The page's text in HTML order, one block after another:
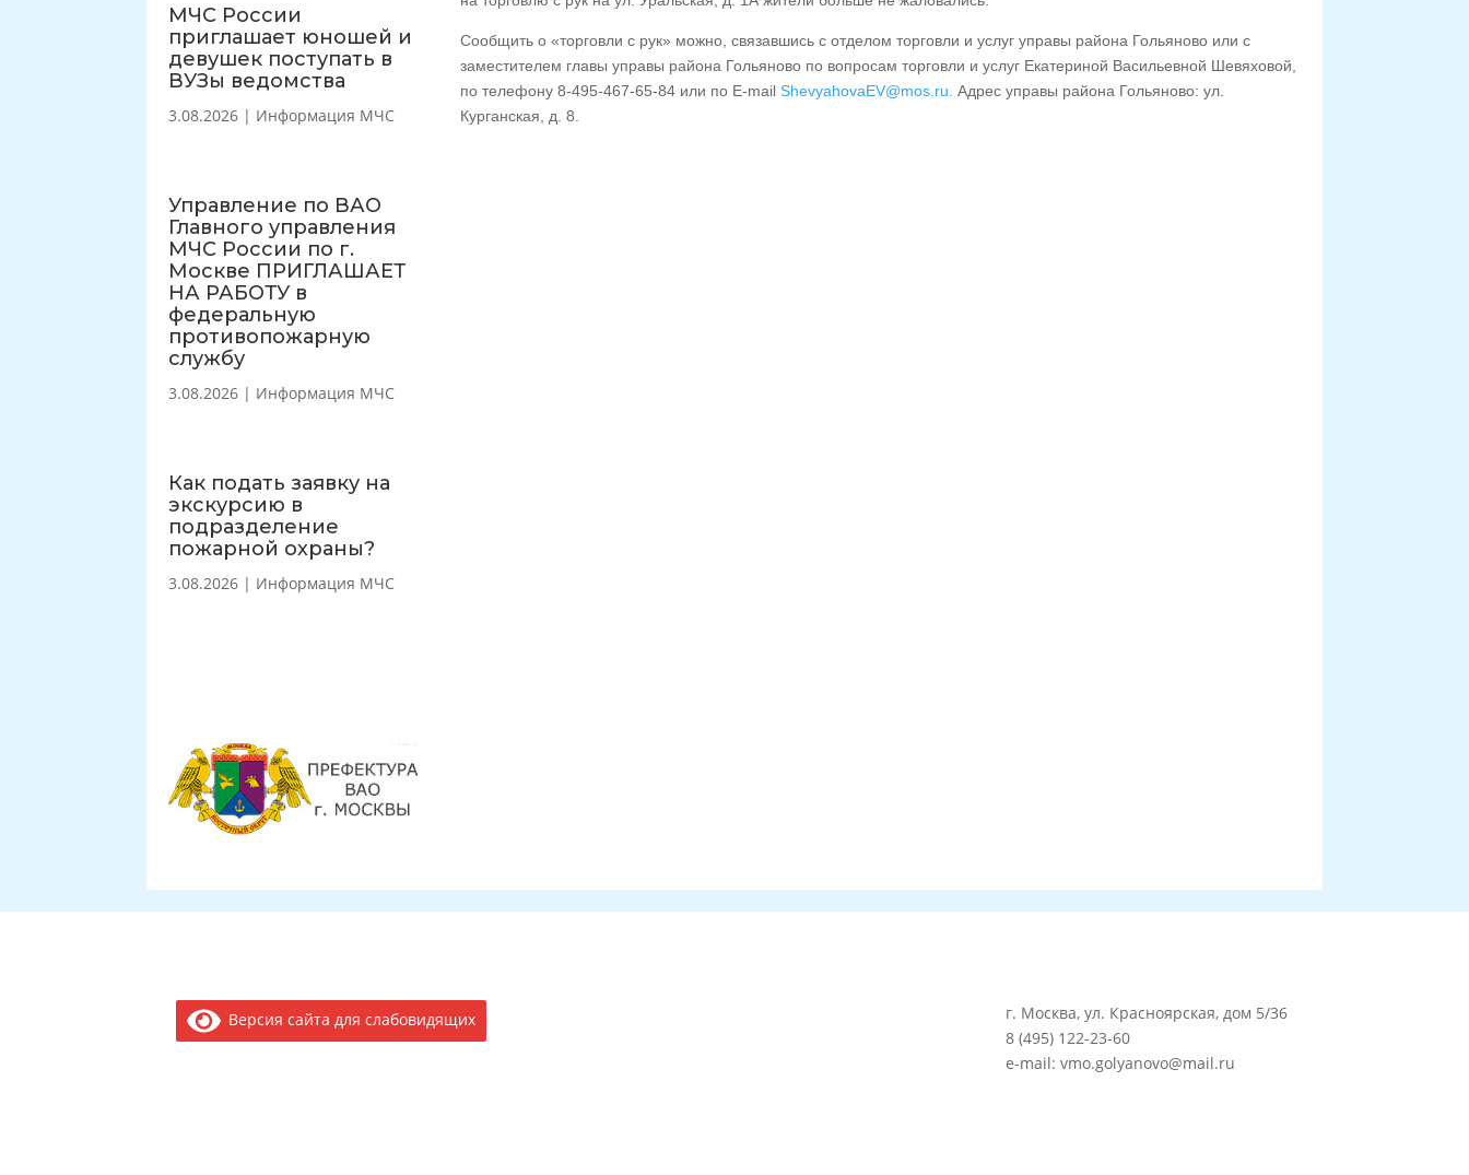
МЧС России
приглашает юношей и
девушек поступать в
ВУЗы ведомства
3.08.2026 | Информация МЧС
Управление по ВАО
Главного управления
МЧС России по г.
Москве ПРИГЛАШАЕТ
НА РАБОТУ в
федеральную
противопожарную
службу
3.08.2026 | Информация МЧС
Как подать заявку на
экскурсию в
подразделение
пожарной охраны?
3.08.2026 | Информация МЧС
Сообщить о «торговли с рук» можно, связавшись с отделом торговли и услуг управы района Гольяново или с
заместителем главы управы района Гольяново по вопросам торговли и услуг Екатериной Васильевной Шевяховой,
по телефону 8-495-467-65-84 или по E-mail ShevyahovaEV@mos.ru. Адрес управы района Гольяново: ул.
Курганская, д. 8.
Версия сайта для слабовидящих
г. Москва, ул. Красноярская, дом 5/36
8 (495) 122-23-60
e-mail: vmo.golyanovo@mail.ru